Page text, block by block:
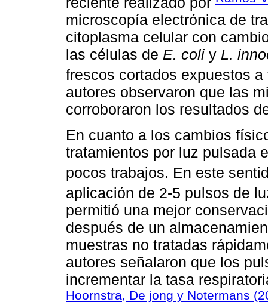
microscopía electrónica de
citoplasma celular con
las células de E. coli y L.
frescos cortados expuestos
autores observaron que las
corroboraron los resultados
En cuanto a los cambios
tratamientos por luz pulsada
pocos trabajos. En este
aplicación de 2-5 pulsos de
permitió una mejor
después de un
muestras no tratadas
autores señalaron que los
incrementar la tasa
Hoornstra, De jong y Notermans